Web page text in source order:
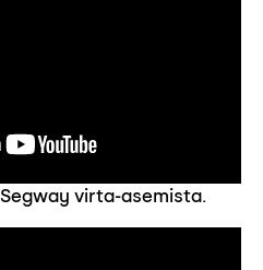
virta-asemista.